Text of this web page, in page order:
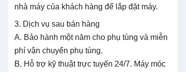
nhà máy của khách hàng để lắp đặt máy.
3. Dịch vụ sau bán hàng
A. Bảo hành một năm cho phụ tùng và miễn
phí vận chuyển phụ tùng.
B. Hỗ trợ kỹ thuật trực tuyến 24/7. Máy móc